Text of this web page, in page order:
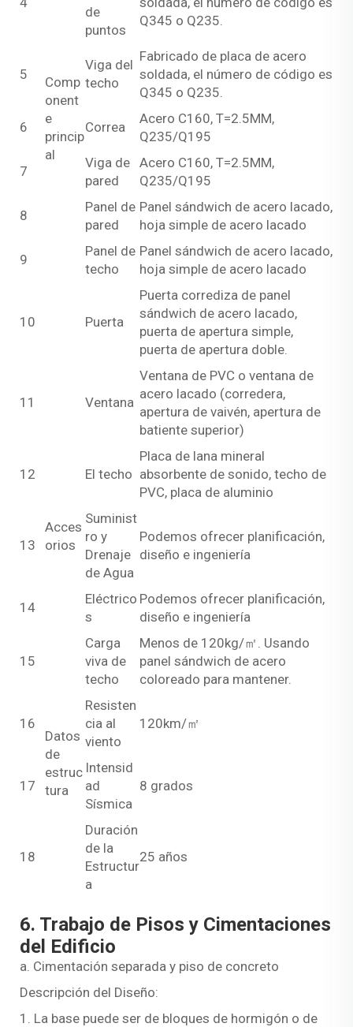
Comp
onent
e
princip
al
de
puntos
Q345 o Q235.
5
Viga del
techo
Fabricado de placa de acero
soldada, el número de código es
Q345 o Q235.
6 Correa
Acero C160, T=2.5MM,
Q235/Q195
7
Viga de
pared
Acero C160, T=2.5MM,
Q235/Q195
8
Panel de
pared
Panel sándwich de acero lacado,
hoja simple de acero lacado
9
Panel de
techo
Panel sándwich de acero lacado,
hoja simple de acero lacado
10 Puerta
Puerta corrediza de panel
sándwich de acero lacado,
puerta de apertura simple,
puerta de apertura doble.
11 Ventana
Ventana de PVC o ventana de
acero lacado (corredera,
apertura de vaivén, apertura de
batiente superior)
12
Acces
orios
El techo
Placa de lana mineral
absorbente de sonido, techo de
PVC, placa de aluminio
13
Suminist
ro y
Drenaje
de Agua
Podemos ofrecer planificación,
diseño e ingeniería
14
Eléctrico
s
Podemos ofrecer planificación,
diseño e ingeniería
15
Datos
de
estruc
tura
Carga
viva de
techo
Menos de 120kg/㎡. Usando
panel sándwich de acero
coloreado para mantener.
16
Resisten
cia al
viento
120km/㎡
17
Intensid
ad
Sísmica
8 grados
18
Duración
de la
Estructur
a
25 años
6. Trabajo de Pisos y Cimentaciones
del Edificio
a. Cimentación separada y piso de concreto
Descripción del Diseño:
1. La base puede ser de bloques de hormigón o de